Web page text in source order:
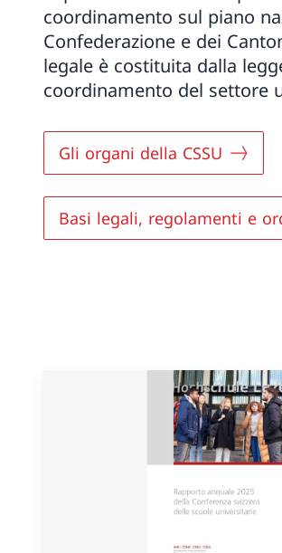
coordinamento sul piano
Confederazione e dei
legale è costituita dalla
coordinamento del settore
Gli organi della CSSU
Basi legali, regolamenti e